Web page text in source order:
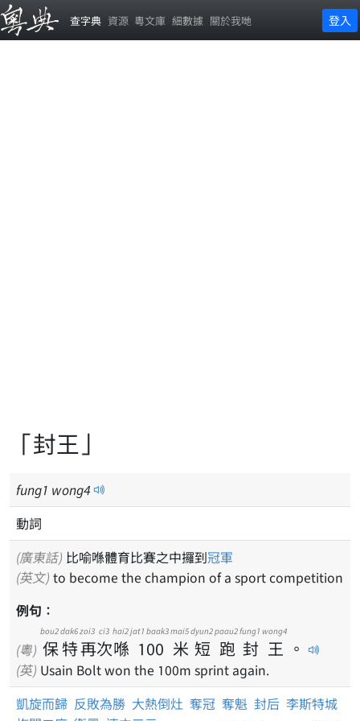
查字典 資源 粵文庫 細數據 關於我哋 登入
「封王」
fung1 wong4
動詞
(廣東話) 比喻喺體育比賽之中攞到冠軍
(英文) to become the champion of a sport competition
例句：
(粵) 保
bou2
特
dak6
再
zoi3
次
ci3
喺
hai2
100
jat1 baak3
米
mai5
短
dyun2
跑
paau2
封
fung1
王
wong4
。
(英) Usain Bolt won the 100m sprint again.
凱旋而歸 反敗為勝 大熱倒灶 奪冠 奪魁 封后 李斯特城